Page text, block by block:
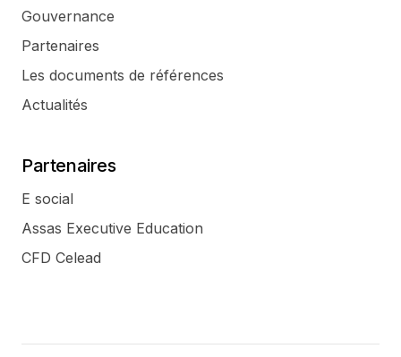
Gouvernance
Partenaires
Les documents de références
Actualités
Partenaires
E social
Assas Executive Education
CFD Celead